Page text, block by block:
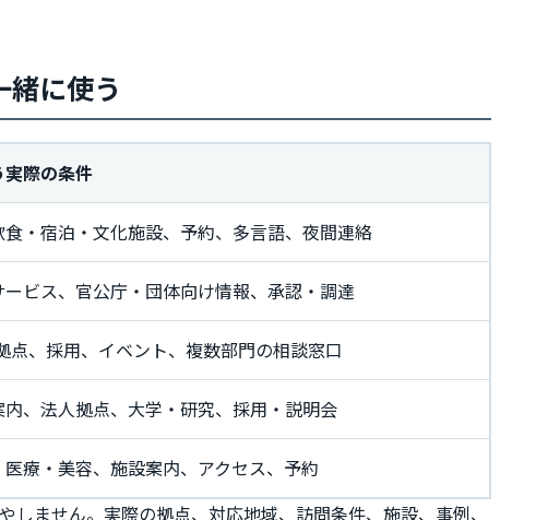
緒に使う
実際の条件
食・宿泊・文化施設、予約、多言語、夜間連絡
ビス、官公庁・団体向け情報、承認・調達
点、採用、イベント、複数部門の相談窓口
、法人拠点、大学・研究、採用・説明会
療・美容、施設案内、アクセス、予約
しません。実際の拠点、対応地域、訪問条件、施設、事例、